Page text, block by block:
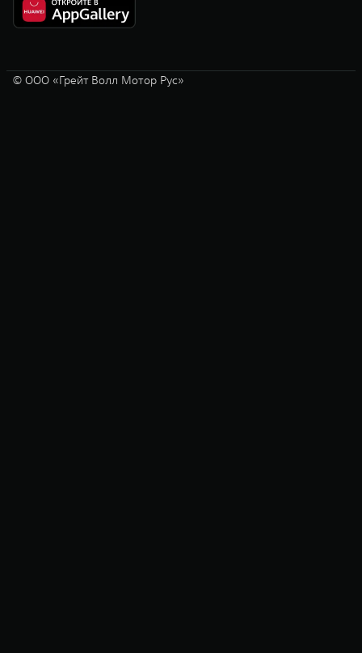
© ООО «Грейт Волл Мотор Рус»